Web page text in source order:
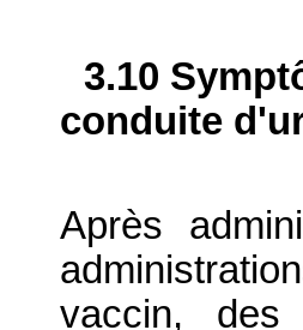
3.10
conduite
Après
vaccin,